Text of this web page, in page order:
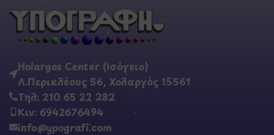
Holargos Center (Ισόγειο)
Λ.Περικλέους 56, Χολαργός 15561
Τηλ: 210 65 22 282
Κιν: 6942676494
info@ypografi.com